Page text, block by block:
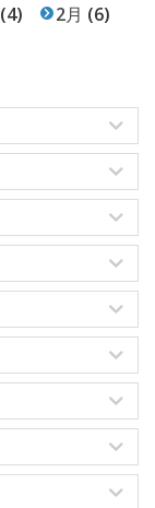
(4) 2月 (6)